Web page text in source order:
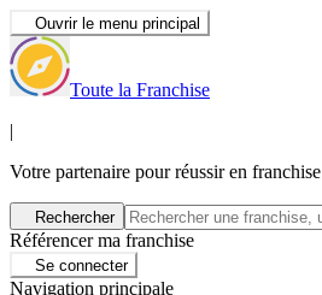
Ouvrir le menu principal
Toute la Franchise
|
Votre partenaire pour réussir en franchise
Rechercher
Référencer ma franchise
Se connecter
Navigation principale